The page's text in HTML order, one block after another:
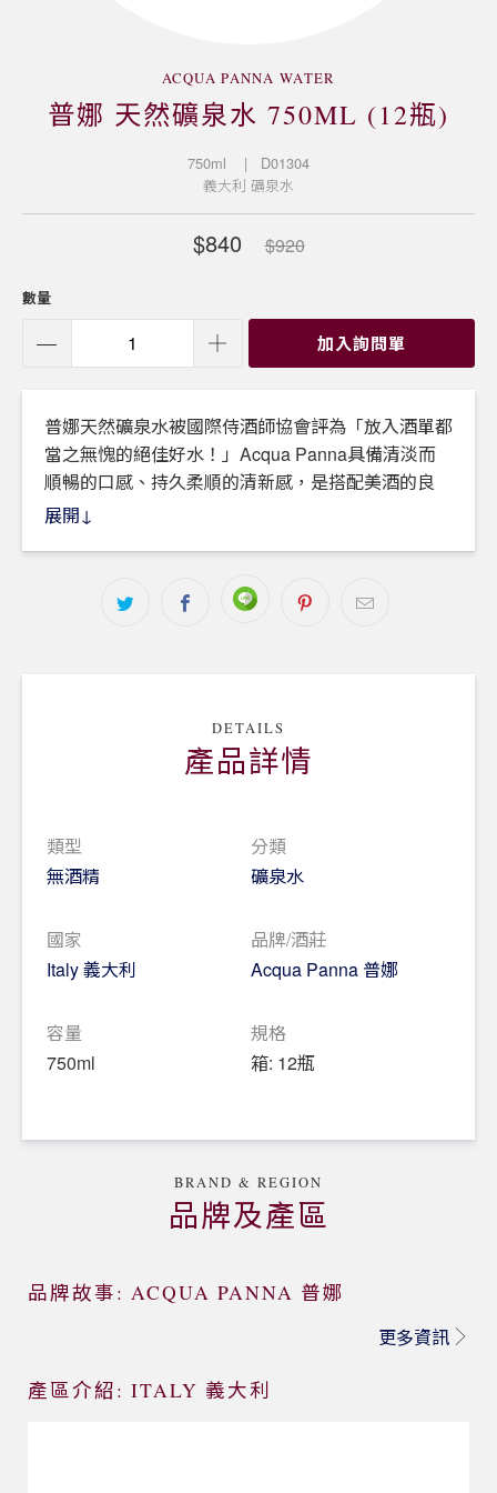
ACQUA PANNA WATER
普娜 天然礦泉水 750ML (12瓶)
750ml
| D01304
義大利 礦泉水
$840 $920
數量
加入詢問單
普娜天然礦泉水被國際侍酒師協會評為「放入酒單都
當之無愧的絕佳好水！」Acqua Panna具備清淡而
順暢的口感、持久柔順的清新感，是搭配美酒的良
伴，能用天然的平衡使味覺清新、讓美酒的微妙香氣
Acqua Panna與佳餚美酒的和諧搭配
柔軟如絲般的口感，特別適合搭配清淡順口的簡單酒
展開↓
DETAILS
產品詳情
類型
無酒精
分類
礦泉水
國家
Italy 義大利
品牌/酒莊
Acqua Panna 普娜
容量
750ml
規格
箱: 12瓶
BRAND & REGION
品牌及產區
品牌故事: ACQUA PANNA 普娜
更多資訊
產區介紹: ITALY 義大利